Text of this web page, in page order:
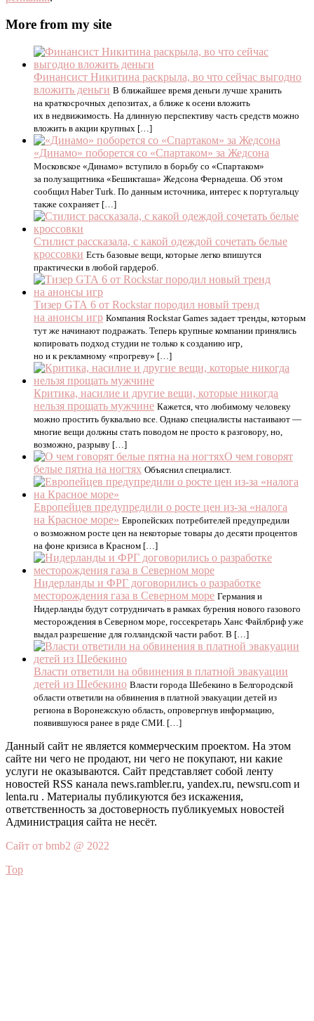
More from my site
Финансист Никитина раскрыла, во что сейчас выгодно
вложить деньги В ближайшее время деньги лучше хранить
на краткосрочных депозитах, а ближе к осени вложить
их в недвижимость. На длинную перспективу часть средств можно
вложить в акции крупных […]
«Динамо» поборется со «Спартаком» за Жедсона
Московское «Динамо» вступило в борьбу со «Спартаком»
за полузащитника «Бешикташа» Жедсона Фернадеша. Об этом
сообщил Haber Turk. По данным источника, интерес к португальцу
также сохраняет […]
Стилист рассказала, с какой одеждой сочетать белые
кроссовки Есть базовые вещи, которые легко впишутся
практически в любой гардероб.
Тизер GTA 6 от Rockstar породил новый тренд
на анонсы игр Компания Rockstar Games задает тренды, которым
тут же начинают подражать. Теперь крупные компании принялись
копировать подход студии не только к созданию игр,
но и к рекламному «прогреву» […]
Критика, насилие и другие вещи, которые никогда
нельзя прощать мужчине Кажется, что любимому человеку
можно простить буквально все. Однако специалисты настаивают —
многие вещи должны стать поводом не просто к разговору, но,
возможно, разрыву […]
О чем говорят
белые пятна на ногтях Объяснил специалист.
Европейцев предупредили о росте цен из-за «налога
на Красное море» Европейских потребителей предупредили
о возможном росте цен на некоторые товары до десяти процентов
на фоне кризиса в Красном […]
Нидерланды и ФРГ договорились о разработке
месторождения газа в Северном море Германия и
Нидерланды будут сотрудничать в рамках бурения нового газового
месторождения в Северном море, госсекретарь Ханс Файлбриф уже
выдал разрешение для голландской части работ. В […]
Власти ответили на обвинения в платной эвакуации
детей из Шебекино Власти города Шебекино в Белгородской
области ответили на обвинения в платной эвакуации детей из
региона в Воронежскую область, опровергнув информацию,
появившуюся ранее в ряде СМИ. […]
Данный сайт не является коммерческим проектом. На этом
сайте ни чего не продают, ни чего не покупают, ни какие
услуги не оказываются. Сайт представляет собой ленту
новостей RSS канала news.rambler.ru, yandex.ru, newsru.com и
lenta.ru . Материалы публикуются без искажения,
ответственность за достоверность публикуемых новостей
Администрация сайта не несёт.
Сайт от bmb2 @ 2022
Top